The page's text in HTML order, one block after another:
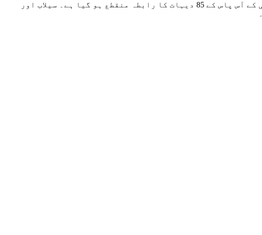
سڑکیں بدستور بند ہیں، خاندانوں کو نکالنے کے لیے کشتیوں کا استعمال کیا جا رہا ہے، اور توی پٹی کے آس پاس کے 85 دیہات کا رابطہ منقطع ہو گیا ہے۔ سیلاب اور